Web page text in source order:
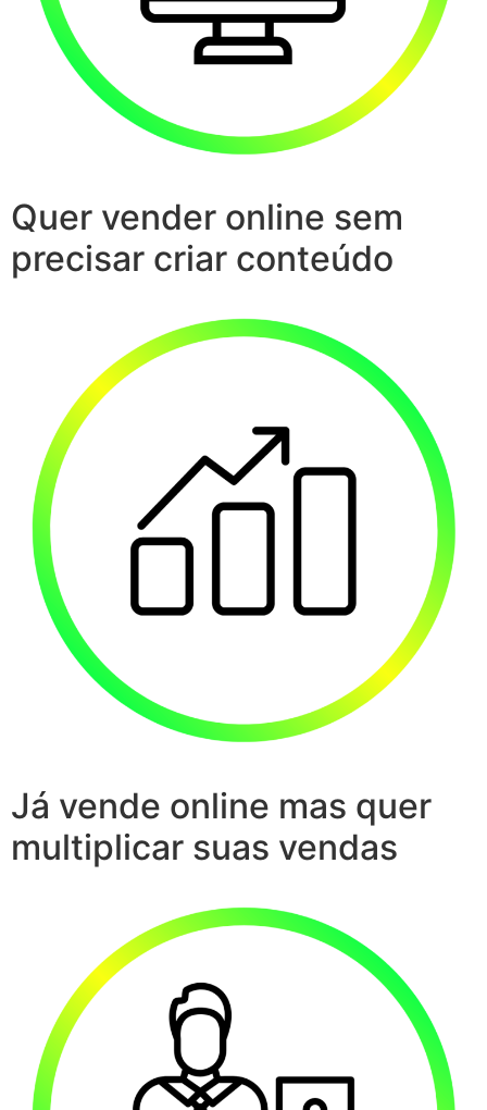
Quer vender online sem
precisar criar conteúdo
Já vende online mas quer
multiplicar suas vendas